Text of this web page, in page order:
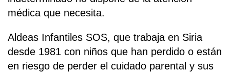
médica que necesita.
Aldeas Infantiles SOS, que trabaja en Siria
desde 1981 con niños que han perdido o están
en riesgo de perder el cuidado parental y sus